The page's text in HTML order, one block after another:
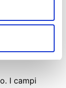
I campi